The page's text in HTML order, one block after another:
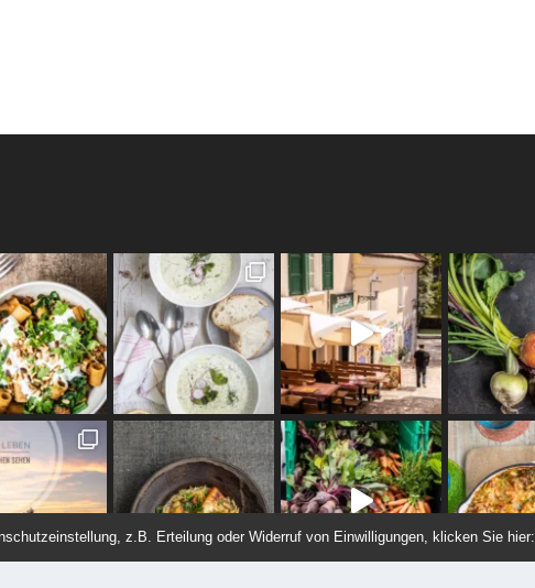
z.B. Erteilung oder Widerruf von Einwilligungen, klicken Sie hier: